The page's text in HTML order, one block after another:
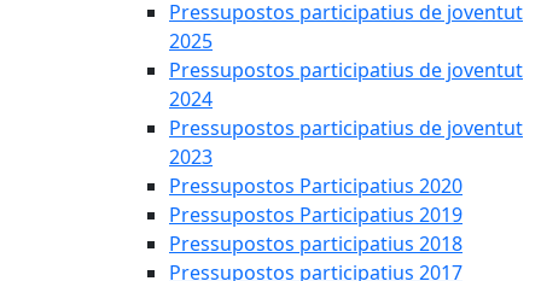
Pressupostos participatius de joventut
2025
Pressupostos participatius de joventut
2024
Pressupostos participatius de joventut
2023
Pressupostos Participatius 2020
Pressupostos Participatius 2019
Pressupostos participatius 2018
Pressupostos participatius 2017